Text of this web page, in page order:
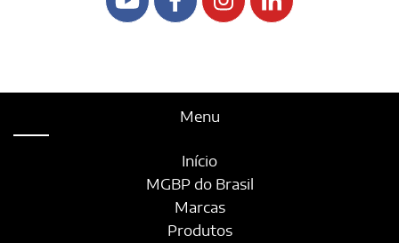
Menu
Início
MGBP do Brasil
Marcas
Produtos